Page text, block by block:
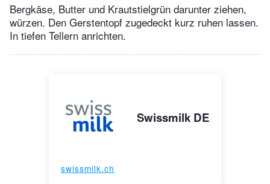
Bergkäse, Butter und Krautstielgrün darunter ziehen,
würzen. Den Gerstentopf zugedeckt kurz ruhen lassen.
In tiefen Tellern anrichten.
Swissmilk DE
swissmilk.ch